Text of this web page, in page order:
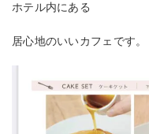
ホテル内にある
居心地のいいカフェです。